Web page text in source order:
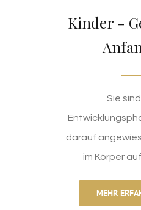
Kinder -
Sie
darauf
im Körper
MEHR